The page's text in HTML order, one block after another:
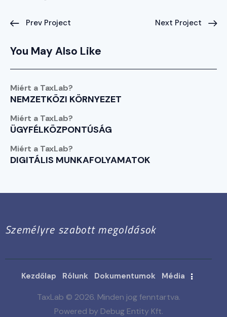
Prev Project Next Project
You May Also Like
Miért a TaxLab?
NEMZETKÖZI KÖRNYEZET
Miért a TaxLab?
ÜGYFÉLKÖZPONTÚSÁG
Miért a TaxLab?
DIGITÁLIS MUNKAFOLYAMATOK
Személyre szabott megoldások
Kezdőlap Rólunk Dokumentumok Média
TaxLab © 2026. Minden jog fenntartva.
Powered by Debug Entity Kft.